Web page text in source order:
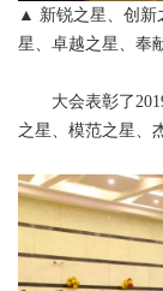
▲ 新锐之星、创新
星、卓越之星、奉
大会表彰了2019
之星、模范之星、